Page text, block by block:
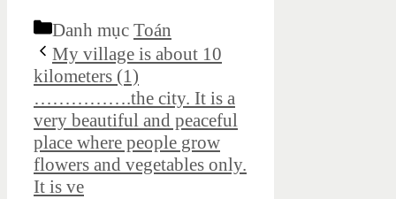
Danh mục Toán
My village is about 10
kilometers (1)
…………….the city. It is a
very beautiful and peaceful
place where people grow
flowers and vegetables only.
It is ve